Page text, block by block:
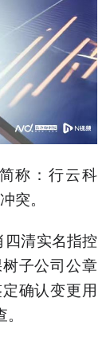
称：行云科
突。
清实名指控
子公司公章
确认变更用